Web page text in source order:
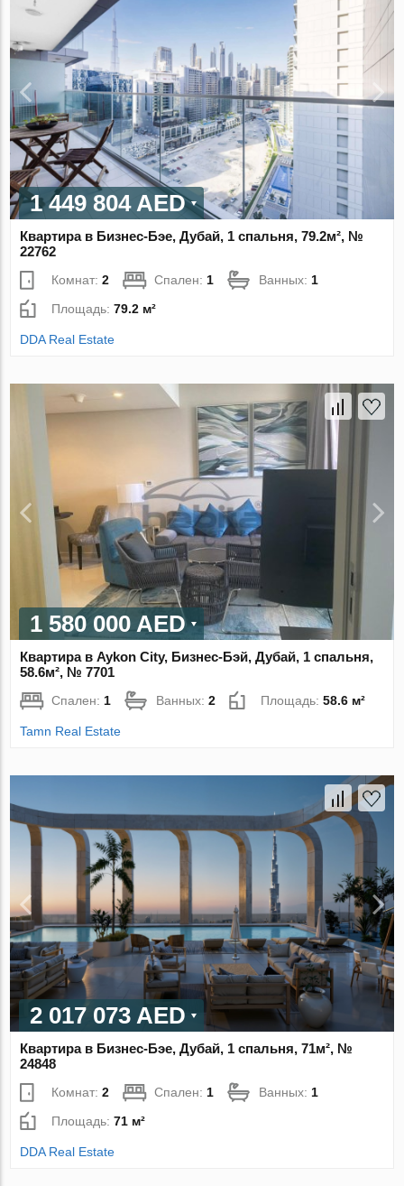
1 449 804 AED
Квартира в Бизнес-Бэе, Дубай, 1 спальня, 79.2м², №
22762
Комнат:2 Спален: 1 Ванных: 1
Площадь:79.2 м²
DDA Real Estate
1 580 000 AED
Квартира в Aykon City, Бизнес-Бэй, Дубай, 1 спальня,
58.6м², № 7701
Спален: 1 Ванных:2 Площадь:58.6 м²
Tamn Real Estate
2 017 073 AED
Квартира в Бизнес-Бэе, Дубай, 1 спальня, 71м², №
24848
Комнат:2 Спален: 1 Ванных: 1
Площадь:71 м²
DDA Real Estate